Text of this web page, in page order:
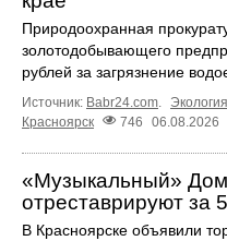
Природоохранная
золотодобывающего
рублей за загрязнение
Источник: Babr24.com. Экология
Красноярск
746 06.08.2026
«Музыкальный» Дом
отреставрируют за
В Красноярске объявили